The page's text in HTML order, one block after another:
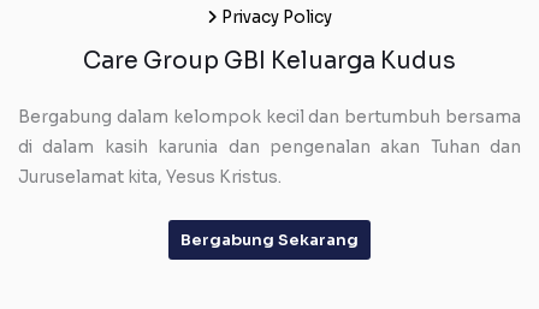
Privacy Policy
Care Group GBI Keluarga Kudus
Bergabung dalam kelompok kecil dan bertumbuh bersama
di dalam kasih karunia dan pengenalan akan Tuhan dan
Juruselamat kita, Yesus Kristus.
Bergabung Sekarang